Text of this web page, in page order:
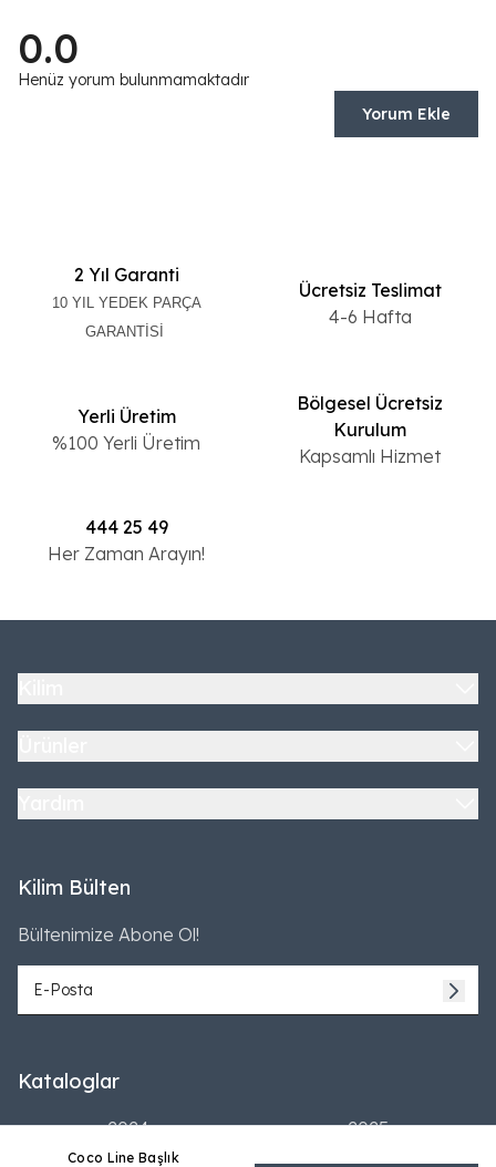
Coco Line Başlık
0.0
Henüz yorum bulunmamaktadır
Yorum Ekle
2 Yıl Garanti
10 YIL YEDEK PARÇA
GARANTİSİ
Ücretsiz Teslimat
4-6 Hafta
Yerli Üretim
%100 Yerli Üretim
Bölgesel Ücretsiz
Kurulum
Kapsamlı Hizmet
444 25 49
Her Zaman Arayın!
Kataloglar
2024 2025
Kilim Bülten
Bültenimize Abone Ol!